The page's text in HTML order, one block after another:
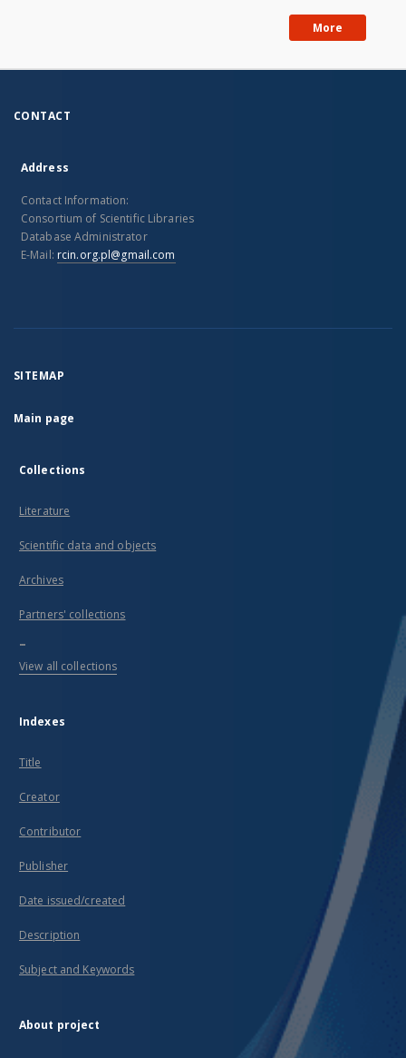
More
CONTACT
Address
Contact Information:
Consortium of Scientific Libraries
Database Administrator
E-Mail: rcin.org.pl@gmail.com
SITEMAP
Main page
Collections
Literature
Scientific data and objects
Archives
Partners' collections
...
View all collections
Indexes
Title
Creator
Contributor
Publisher
Date issued/created
Description
Subject and Keywords
About project